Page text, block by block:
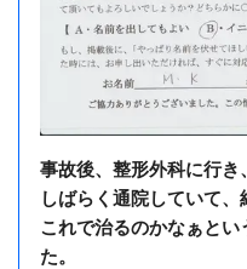
事故後、整形外科に行き
しばらく通院していて、
これで治るのかなぁとい
た。